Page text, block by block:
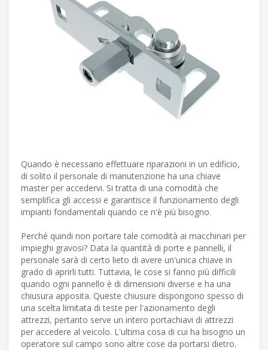
Quando è necessario effettuare riparazioni in un edificio,
di solito il personale di manutenzione ha una chiave
master per accedervi. Si tratta di una comodità che
semplifica gli accessi e garantisce il funzionamento degli
impianti fondamentali quando ce n'è più bisogno.
Perché quindi non portare tale comodità ai macchinari per
impieghi gravosi? Data la quantità di porte e pannelli, il
personale sarà di certo lieto di avere un'unica chiave in
grado di aprirli tutti. Tuttavia, le cose si fanno più difficili
quando ogni pannello è di dimensioni diverse e ha una
chiusura apposita. Queste chiusure dispongono spesso di
una scelta limitata di teste per l'azionamento degli
attrezzi, pertanto serve un intero portachiavi di attrezzi
per accedere al veicolo. L'ultima cosa di cui ha bisogno un
operatore sul campo sono altre cose da portarsi dietro.